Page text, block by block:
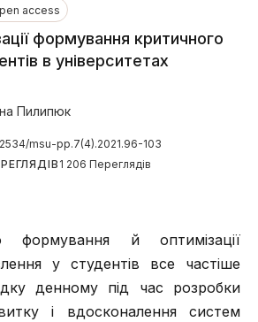
access
формування критичного
в університетах
Пилипюк
msu-pp.7(4).2021.96-103
1 206 Переглядів
й оптимізації
у студентів все частіше
денному під час розробки
і вдосконалення систем